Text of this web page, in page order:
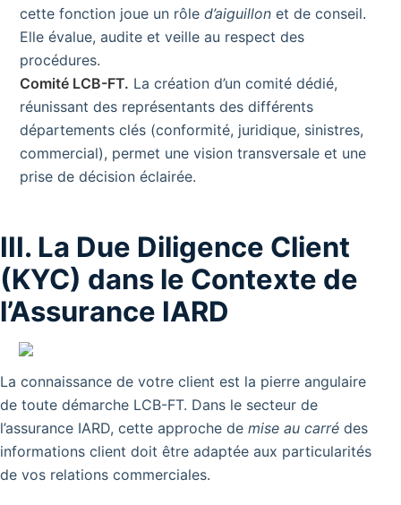
cette fonction joue un rôle d’aiguillon et de conseil.
Elle évalue, audite et veille au respect des
procédures.
Comité LCB-FT. La création d’un comité dédié,
réunissant des représentants des différents
départements clés (conformité, juridique, sinistres,
commercial), permet une vision transversale et une
prise de décision éclairée.
III. La Due Diligence Client
(KYC) dans le Contexte de
l’Assurance IARD
La connaissance de votre client est la pierre angulaire
de toute démarche LCB-FT. Dans le secteur de
l’assurance IARD, cette approche de mise au carré des
informations client doit être adaptée aux particularités
de vos relations commerciales.